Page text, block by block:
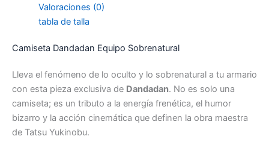
Valoraciones (0)
tabla de talla
Camiseta Dandadan Equipo Sobrenatural
Lleva el fenómeno de lo oculto y lo sobrenatural a tu armario
con esta pieza exclusiva de Dandadan. No es solo una
camiseta; es un tributo a la energía frenética, el humor
bizarro y la acción cinemática que definen la obra maestra
de Tatsu Yukinobu.